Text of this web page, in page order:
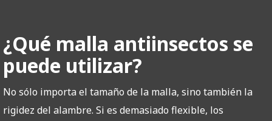
¿Qué malla antiinsectos se
puede utilizar?
No sólo importa el tamaño de la malla, sino también la
rigidez del alambre. Si es demasiado flexible, los